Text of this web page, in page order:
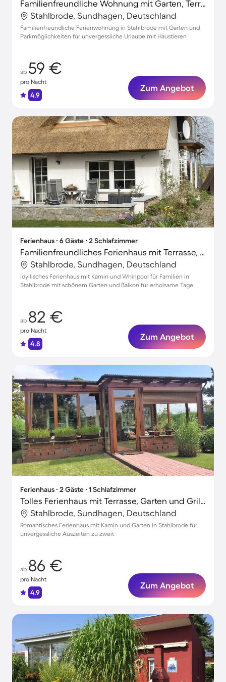
Familienfreundliche Wohnung mit Garten, Terrasse und Grill | Hunde erlaubt
Stahlbrode, Sundhagen, Deutschland
Familienfreundliche Ferienwohnung in Stahlbrode mit Garten und
Parkmöglichkeiten für unvergessliche Urlaube mit Haustieren
ab 59 €
pro Nacht
4.9
Zum Angebot
Ferienhaus ∙ 6 Gäste ∙ 2 Schlafzimmer
Familienfreundliches Ferienhaus mit Terrasse, Grill und Garten | Ideal für Homeoffice
Stahlbrode, Sundhagen, Deutschland
Idyllisches Ferienhaus mit Kamin und Whirlpool für Familien in
Stahlbrode mit schönem Garten und Balkon für erholsame Tage
ab 82 €
pro Nacht
4.8
Zum Angebot
Ferienhaus ∙ 2 Gäste ∙ 1 Schlafzimmer
Tolles Ferienhaus mit Terrasse, Garten und Grill | Naturblick
Stahlbrode, Sundhagen, Deutschland
Romantisches Ferienhaus mit Kamin und Garten in Stahlbrode für
unvergessliche Auszeiten zu zweit
ab 86 €
pro Nacht
4.9
Zum Angebot